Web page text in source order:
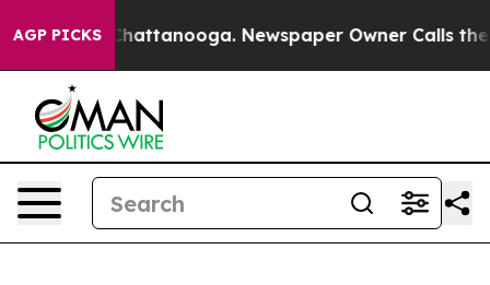
AGP PICKS
in Chattanooga. Newspaper Owner Calls the